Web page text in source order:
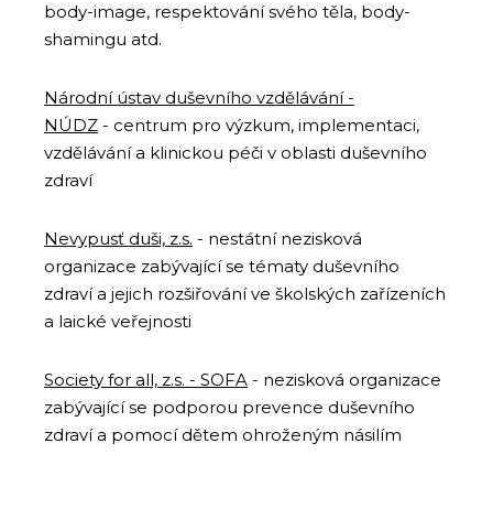
body-image, respektování svého těla, body-
shamingu atd.
Národní ústav duševního vzdělávání -
NÚDZ - centrum pro výzkum, implementaci,
vzdělávání a klinickou péči v oblasti duševního
zdraví
Nevypusť duši, z.s. - nestátní nezisková
organizace zabývající se tématy duševního
zdraví a jejich rozšiřování ve školských zařízeních
a laické veřejnosti
Society for all, z.s. - SOFA - nezisková organizace
zabývající se podporou prevence duševního
zdraví a pomocí dětem ohroženým násilím